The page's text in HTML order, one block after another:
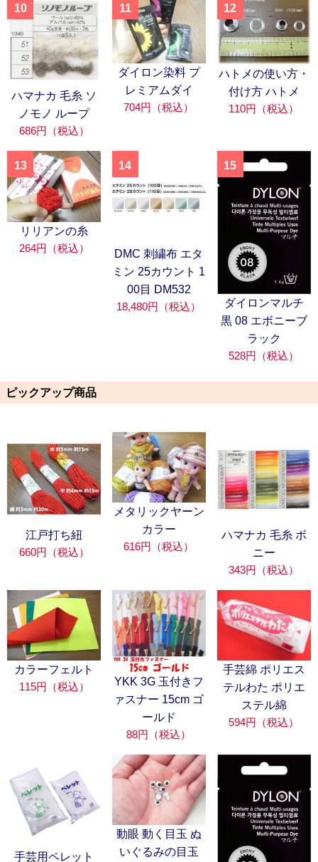
10
ハマナカ 毛糸 ソ
ノモノ ループ
686円（税込）
11
ダイロン染料 プ
レミアムダイ
704円（税込）
12
ハトメの使い方・
付け方 ハトメ
110円（税込）
13
リリアンの糸
264円（税込）
14
DMC 刺繍布 エタ
ミン 25カウント 1
00目 DM532
18,480円（税込）
15
ダイロンマルチ
黒 08 エボニーブ
ラック
528円（税込）
ピックアップ商品
江戸打ち紐
660円（税込）
メタリックヤーン
カラー
616円（税込）
ハマナカ 毛糸 ボ
ニー
343円（税込）
カラーフェルト
115円（税込）
YKK 3G 玉付きフ
ァスナー 15cm ゴ
ールド
88円（税込）
手芸綿 ポリエス
テルわた ポリエ
ステル綿
594円（税込）
手芸用ペレット
動眼 動く目玉 ぬ
いぐるみの目玉